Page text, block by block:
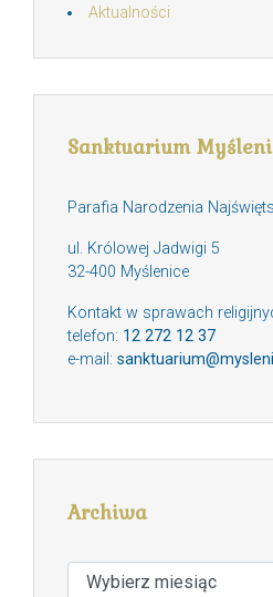
Aktualności
Sanktuarium
Parafia Narodzenia
ul. Królowej Jadwigi 5
32-400 Myślenice
Kontakt w sprawach
telefon: 12 272 12 37
e-mail:
Archiwa
Archiwa